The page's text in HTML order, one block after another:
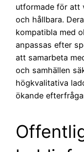
utformade för att
och hållbara.
kompatibla med
anpassas efter
att samarbeta
och samhällen
högkvalitativa
ökande